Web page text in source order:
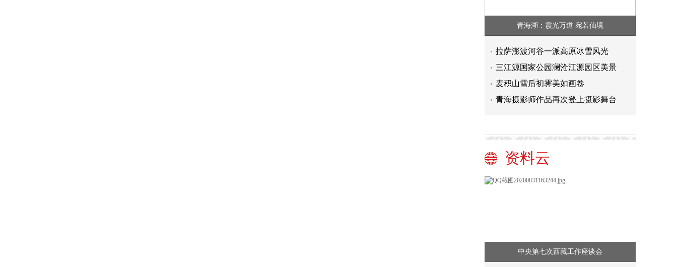
青海湖：霞光万道 宛若仙境
拉萨澎波河谷一派高原冰雪风光
三江源国家公园澜沧江源园区美景
麦积山雪后初霁美如画卷
青海摄影师作品再次登上摄影舞台
资料云
中央第七次西藏工作座谈会